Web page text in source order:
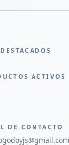
ACTIVOS
DE CONTACTO